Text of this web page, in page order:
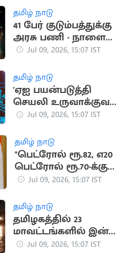
நயினார் கேள்வி
தமிழ் நாடு
41 பேர் குடும்பத்துக்கு
அரசு பணி - நாளை
விசாரணை
Jul 09, 2026, 15:07 IST
தமிழ் நாடு
'ஏஐ பயன்படுத்தி
செயலி உருவாக்குவது
எப்படி?'.. சென்னையில்
Jul 09, 2026, 15:07 IST
தமிழ் நாடு
"பெட்ரோல் ரூ.82, எ20
பெட்ரோல் ரூ.70-க்கு
விற்க வேண்டும்"..
வலியுறுத்தல்
Jul 09, 2026, 15:07 IST
தமிழ் நாடு
தமிழகத்தில் 23
மாவட்டங்களில் இன்று
இரவு மழைக்கு
Jul 09, 2026, 15:07 IST